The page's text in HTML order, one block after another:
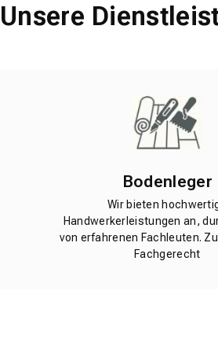
Unsere
Bodenleger
Wir bieten
Handwerkerleistungen an,
von erfahrenen Fachleuten.
Fachgerecht